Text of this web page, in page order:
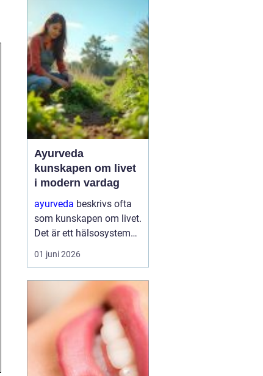
du knappt kan sova. En
fyllning kan lossna
lagom till helgen, eller en
tand kan skadas vid en
olycka. I sådana lägen
söker många på04 juni
2026
Ayurveda
kunskapen om livet
i modern vardag
ayurveda beskrivs ofta
som kunskapen om livet.
Det är ett hälsosystem
som betonar balans,
helhet och samspelet
omgivning. I stället för
att bara fokusera på
symtom försöker
ayurve...
01 juni 2026